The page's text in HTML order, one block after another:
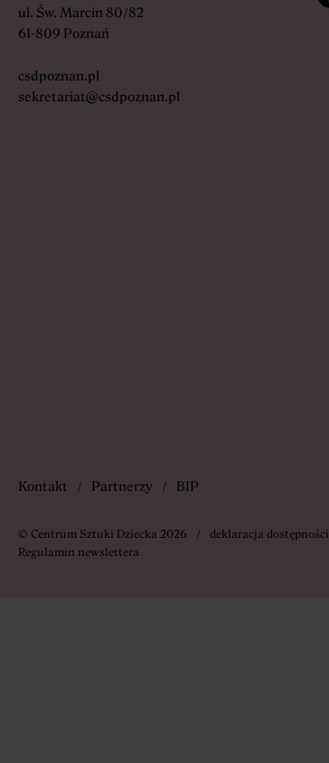
ul. Św. Marcin 80/82
61-809 Poznań
csdpoznan.pl
sekretariat@csdpoznan.pl
Kontakt Partnerzy BIP
© Centrum Sztuki Dziecka 2026 deklaracja dostępności
Regulamin newslettera